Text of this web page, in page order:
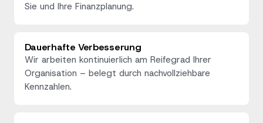
Sie und Ihre Finanzplanung.
Dauerhafte Verbesserung
Wir arbeiten kontinuierlich am Reifegrad Ihrer
Organisation – belegt durch nachvollziehbare
Kennzahlen.